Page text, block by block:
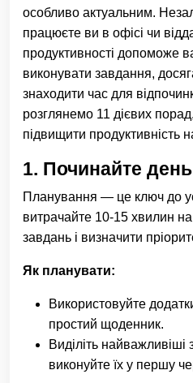
особливо актуальним.
працюєте ви в офісі чи
продуктивності допоможе
виконувати завдання,
знаходити час для
розглянемо 11 дієвих
підвищити продуктивність
1. Починайте
Планування — це ключ до
витрачайте 10-15 хвилин
завдань і визначити
Як планувати:
Використовуйте
простий щоденник.
Виділіть найважливіші
виконуйте їх у першу